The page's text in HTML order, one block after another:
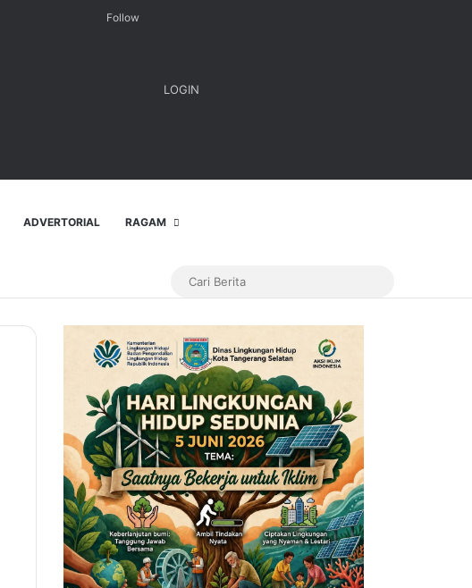
Follow
LOGIN
ADVERTORIAL RAGAM